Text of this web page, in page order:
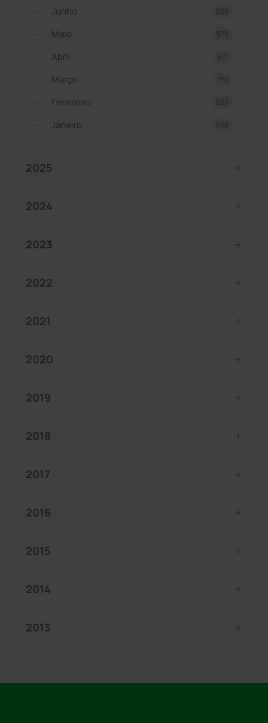
Junho 620
Maio 675
Abril 671
Março 710
Fevereiro 625
Janeiro 660
2025
2024
2023
2022
2021
2020
2019
2018
2017
2016
2015
2014
2013